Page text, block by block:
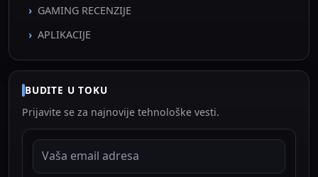
GAMING RECENZIJE
APLIKACIJE
BUDITE U TOKU
Prijavite se za najnovije tehnološke vesti.
EMAIL ADRESA